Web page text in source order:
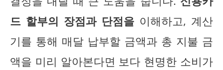
드 할부의 장점과 단점을 이해하고, 계산
기를 통해 매달 납부할 금액과 총 지불 금
액을 미리 알아본다면 보다 현명한 소비가